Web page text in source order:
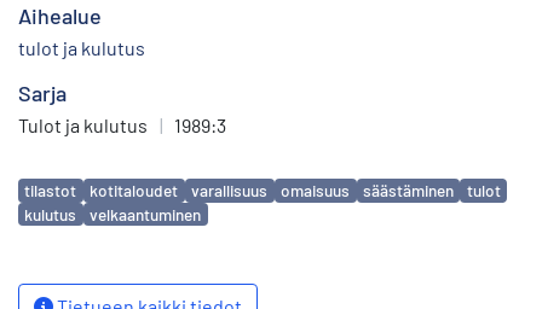
Aihealue
tulot ja kulutus
Sarja
Tulot ja kulutus | 1989:3
Avainsanat
tilastot kotitaloudet varallisuus omaisuus säästäminen
tulot
kulutus
velkaantuminen